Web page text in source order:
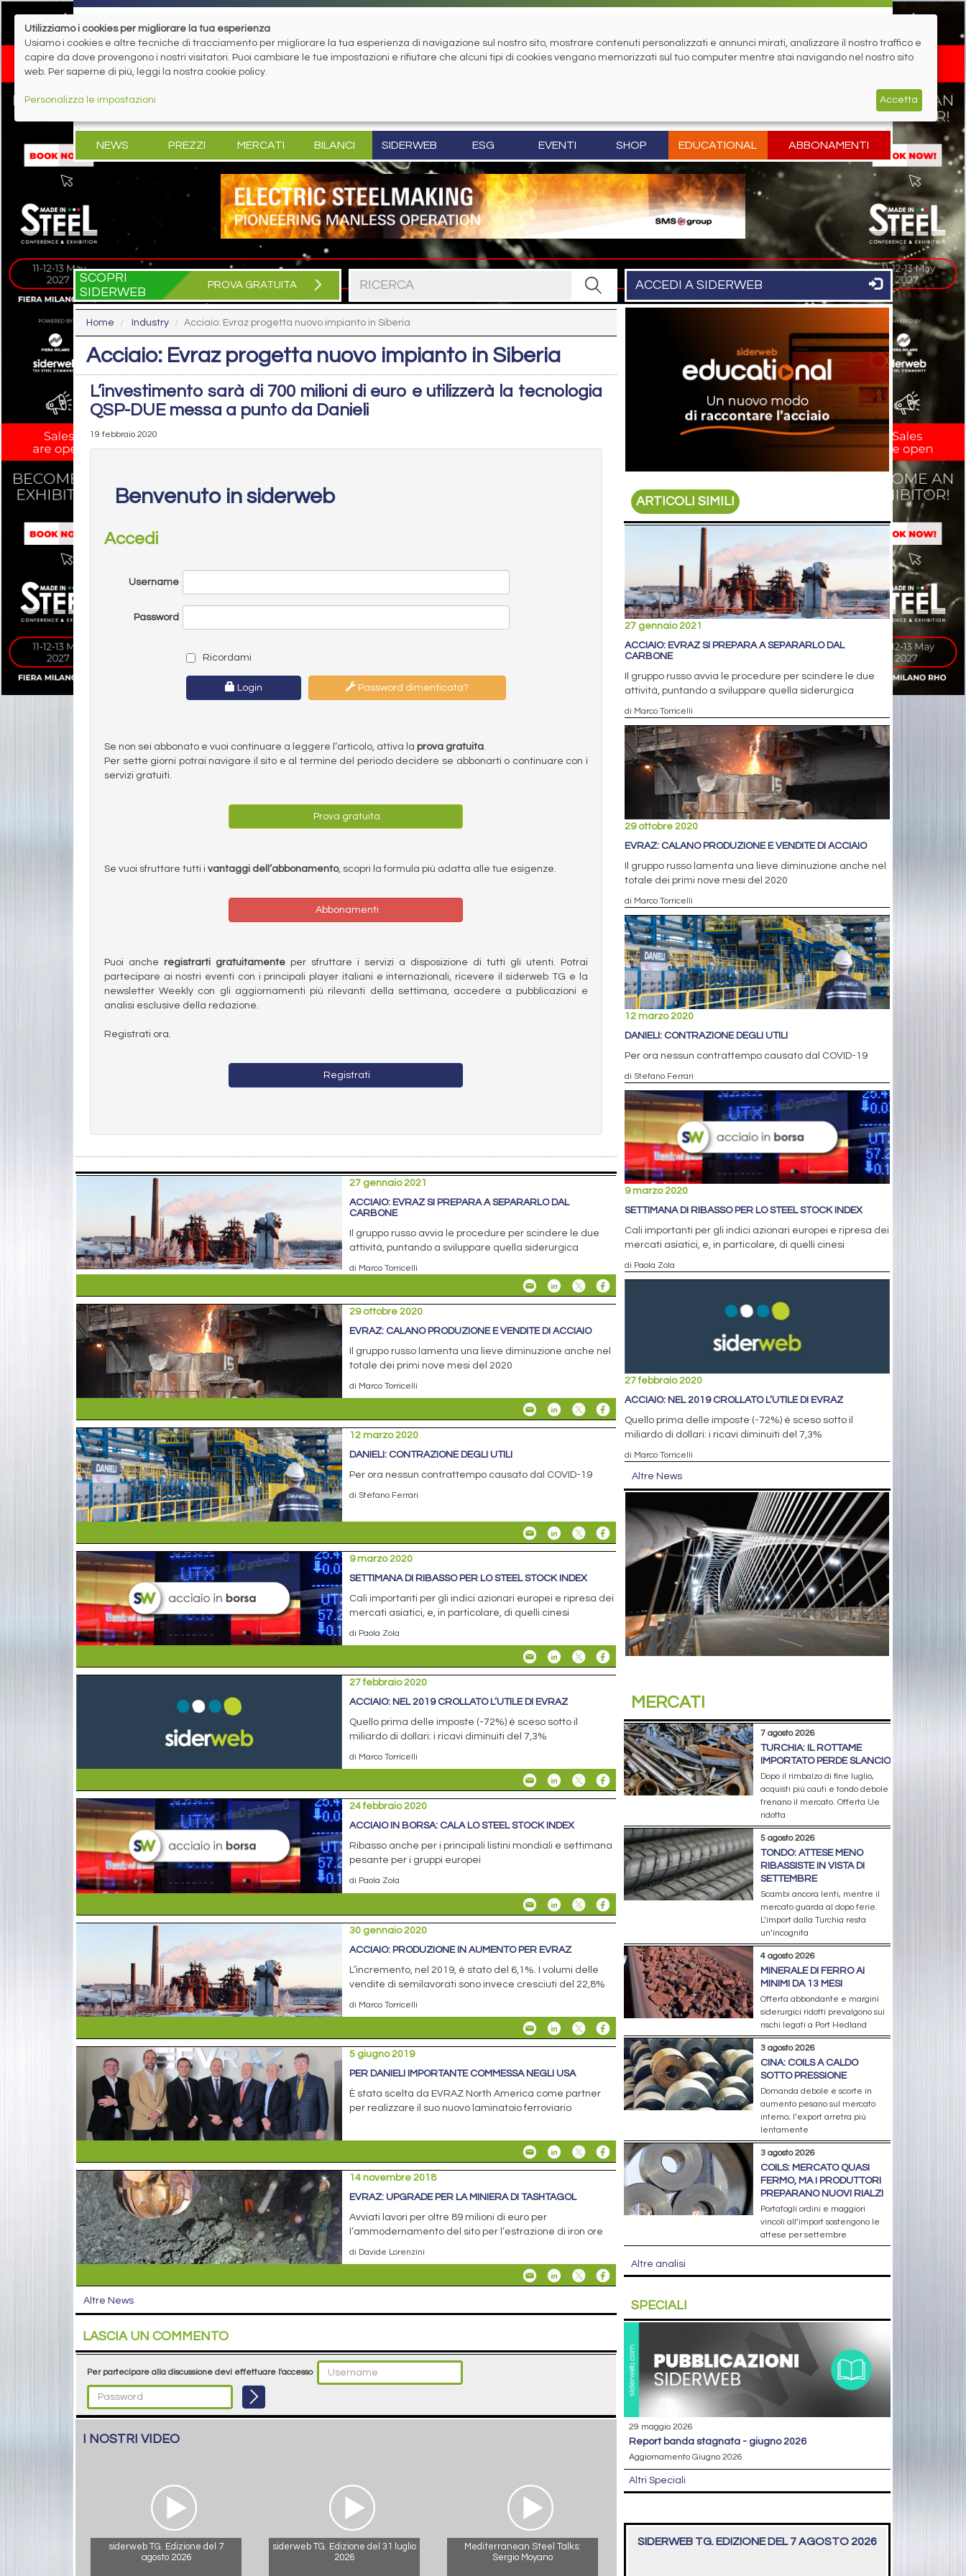
NEWS PREZZI MERCATI BILANCI SIDERWEB ESG EVENTI SHOP EDUCATIONAL ABBONAMENTI
SCOPRI
SIDERWEB
PROVA GRATUITA ACCEDI A SIDERWEB
Home Industry Acciaio: Evraz progetta nuovo impianto in Siberia
Acciaio: Evraz progetta nuovo impianto in Siberia
L’investimento sarà di 700 milioni di euro e utilizzerà la tecnologia
QSP-DUE messa a punto da Danieli
19 febbraio 2020
Benvenuto in siderweb
Accedi
Username
Password
Ricordami
Login Password dimenticata?
Se non sei abbonato e vuoi continuare a leggere l’articolo, attiva la prova gratuita.
Per sette giorni potrai navigare il sito e al termine del periodo decidere se abbonarti o continuare con i
servizi gratuiti.
Prova gratuita
Se vuoi sfruttare tutti i vantaggi dell’abbonamento, scopri la formula più adatta alle tue esigenze.
Abbonamenti
Puoi anche registrarti gratuitamenteper sfruttare i servizi a disposizione di tutti gli utenti. Potrai
partecipare ai nostri eventi con i principali player italiani e internazionali, ricevere il siderweb TG e la
newsletter Weekly con gli aggiornamenti più rilevanti della settimana, accedere a pubblicazioni e
analisi esclusive della redazione.
Registrati ora.
Registrati
27 gennaio 2021
ACCIAIO: EVRAZ SI PREPARA A SEPARARLO DAL
CARBONE
Il gruppo russo avvia le procedure per scindere le due
attività, puntando a sviluppare quella siderurgica
di Marco Torricelli
29 ottobre 2020
EVRAZ: CALANO PRODUZIONE E VENDITE DI ACCIAIO
Il gruppo russo lamenta una lieve diminuzione anche nel
totale dei primi nove mesi del 2020
di Marco Torricelli
12 marzo 2020
DANIELI: CONTRAZIONE DEGLI UTILI
Per ora nessun contrattempo causato dal COVID-19
di Stefano Ferrari
9 marzo 2020
SETTIMANA DI RIBASSO PER LO STEEL STOCK INDEX
Cali importanti per gli indici azionari europei e ripresa dei
mercati asiatici, e, in particolare, di quelli cinesi
di Paola Zola
27 febbraio 2020
ACCIAIO: NEL 2019 CROLLATO L’UTILE DI EVRAZ
Quello prima delle imposte (-72%) è sceso sotto il
miliardo di dollari: i ricavi diminuiti del 7,3%
di Marco Torricelli
24 febbraio 2020
ACCIAIO IN BORSA: CALA LO STEEL STOCK INDEX
Ribasso anche per i principali listini mondiali e settimana
pesante per i gruppi europei
di Paola Zola
30 gennaio 2020
ACCIAIO: PRODUZIONE IN AUMENTO PER EVRAZ
L’incremento, nel 2019, è stato del 6,1%. I volumi delle
vendite di semilavorati sono invece cresciuti del 22,8%
di Marco Torricelli
5 giugno 2019
PER DANIELI IMPORTANTE COMMESSA NEGLI USA
È stata scelta da EVRAZ North America come partner
per realizzare il suo nuovo laminatoio ferroviario
14 novembre 2018
EVRAZ: UPGRADE PER LA MINIERA DI TASHTAGOL
Avviati lavori per oltre 89 milioni di euro per
l’ammodernamento del sito per l’estrazione di iron ore
di Davide Lorenzini
Altre News
LASCIA UN COMMENTO
Per partecipare alla discussione devi effettuare l'accesso
I NOSTRI VIDEO
siderweb TG. Edizione del 7
agosto 2026
siderweb TG. Edizione del 31 luglio
2026
Mediterranean Steel Talks:
Sergio Moyano
ARTICOLI SIMILI
27 gennaio 2021
ACCIAIO: EVRAZ SI PREPARA A SEPARARLO DAL
CARBONE
Il gruppo russo avvia le procedure per scindere le due
attività, puntando a sviluppare quella siderurgica
di Marco Torricelli
29 ottobre 2020
EVRAZ: CALANO PRODUZIONE E VENDITE DI ACCIAIO
Il gruppo russo lamenta una lieve diminuzione anche nel
totale dei primi nove mesi del 2020
di Marco Torricelli
12 marzo 2020
DANIELI: CONTRAZIONE DEGLI UTILI
Per ora nessun contrattempo causato dal COVID-19
di Stefano Ferrari
9 marzo 2020
SETTIMANA DI RIBASSO PER LO STEEL STOCK INDEX
Cali importanti per gli indici azionari europei e ripresa dei
mercati asiatici, e, in particolare, di quelli cinesi
di Paola Zola
27 febbraio 2020
ACCIAIO: NEL 2019 CROLLATO L’UTILE DI EVRAZ
Quello prima delle imposte (-72%) è sceso sotto il
miliardo di dollari: i ricavi diminuiti del 7,3%
di Marco Torricelli
Altre News
MERCATI
7 agosto 2026
TURCHIA: IL ROTTAME
IMPORTATO PERDE SLANCIO
Dopo il rimbalzo di fine luglio,
acquisti più cauti e tondo debole
frenano il mercato. Offerta Ue
ridotta
5 agosto 2026
TONDO: ATTESE MENO
RIBASSISTE IN VISTA DI
SETTEMBRE
Scambi ancora lenti, mentre il
mercato guarda al dopo ferie.
L’import dalla Turchia resta
un’incognita
4 agosto 2026
MINERALE DI FERRO AI
MINIMI DA 13 MESI
Offerta abbondante e margini
siderurgici ridotti prevalgono sui
rischi legati a Port Hedland
3 agosto 2026
CINA: COILS A CALDO
SOTTO PRESSIONE
Domanda debole e scorte in
aumento pesano sul mercato
interno; l’export arretra più
lentamente
3 agosto 2026
COILS: MERCATO QUASI
FERMO, MA I PRODUTTORI
PREPARANO NUOVI RIALZI
Portafogli ordini e maggiori
vincoli all’import sostengono le
attese per settembre
Altre analisi
SPECIALI
29 maggio 2026
report banda stagnata - giugno 2026
Aggiornamento Giugno 2026
Altri Speciali
SIDERWEB TG. EDIZIONE DEL 7 AGOSTO 2026
Utilizziamo i cookies per migliorare la tua esperienza
Usiamo i cookies e altre tecniche di tracciamento per migliorare la tua esperienza di navigazione sul nostro sito, mostrare contenuti personalizzati e annunci mirati, analizzare il nostro traffico e
capire da dove provengono i nostri visitatori. Puoi cambiare le tue impostazioni e rifiutare che alcuni tipi di cookies vengano memorizzati sul tuo computer mentre stai navigando nel nostro sito
web. Per saperne di più, leggi la nostra cookie policy.
Personalizza le impostazioni Accetta